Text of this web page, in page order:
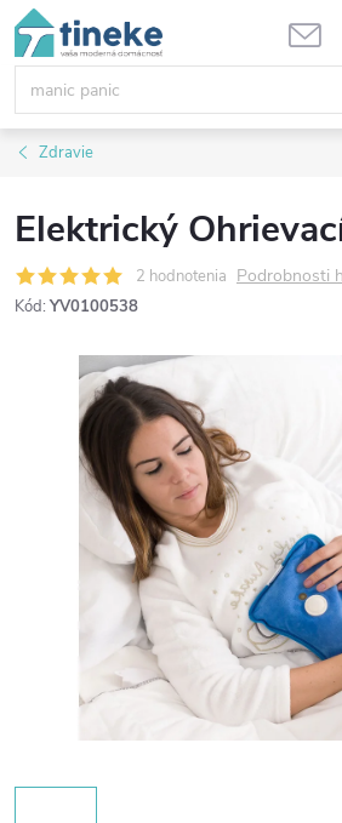
Prejsť
obsah
Zdravie
Elektrický
2 hodnotenia Podrobnosti
Kód: YV0100538